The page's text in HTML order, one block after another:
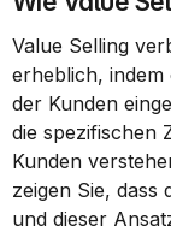
Value Selling
erheblich, indem
der Kunden
die spezifischen
Kunden
zeigen Sie, dass
und dieser